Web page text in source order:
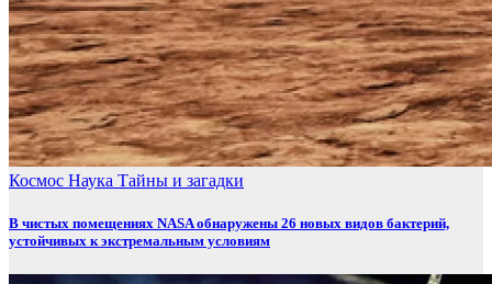
Космос Наука Тайны и загадки
В чистых помещениях NASA обнаружены 26 новых видов бактерий,
устойчивых к экстремальным условиям